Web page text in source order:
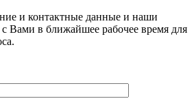
и контактные данные и наши
Вами в ближайшее рабочее время для